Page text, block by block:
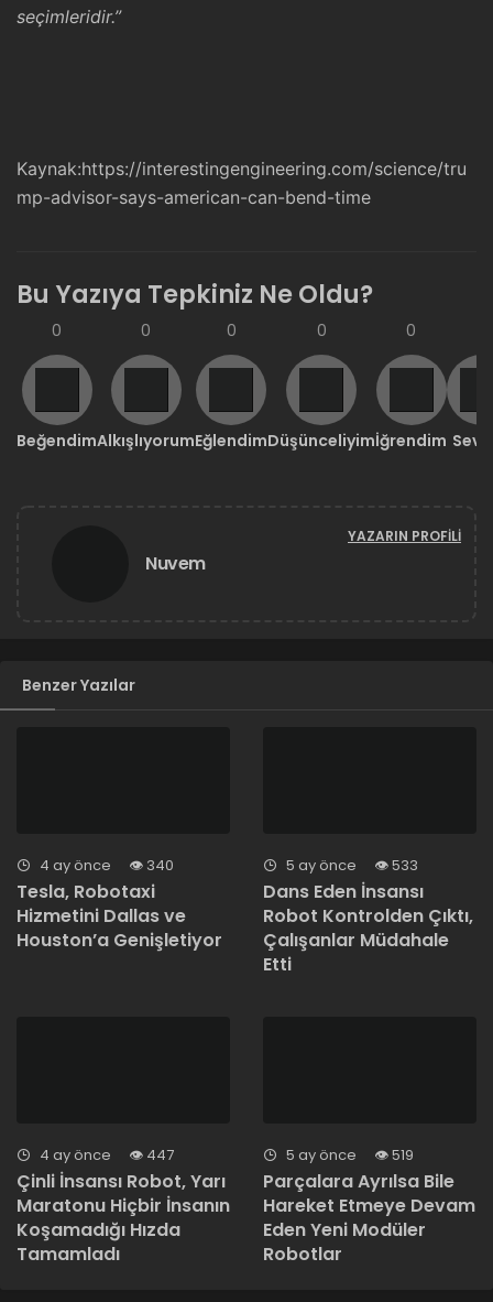
seçimleridir.”
Kaynak:https://interestingengineering.com/science/tru
mp-advisor-says-american-can-bend-time
Bu Yazıya Tepkiniz Ne Oldu?
0
Beğendim
0
Alkışlıyorum
0
Eğlendim
0
Düşünceliyim
0
İğrendim
Nuvem
YAZARIN PROFILI
Benzer Yazılar
4 ay önce 340
Tesla, Robotaxi
Hizmetini Dallas ve
Houston’a Genişletiyor
5 ay önce 533
Dans Eden İnsansı
Robot Kontrolden Çıktı,
Çalışanlar Müdahale
Etti
4 ay önce 447
Çinli İnsansı Robot, Yarı
Maratonu Hiçbir İnsanın
Koşamadığı Hızda
Tamamladı
5 ay önce 519
Parçalara Ayrılsa Bile
Hareket Etmeye Devam
Eden Yeni Modüler
Robotlar